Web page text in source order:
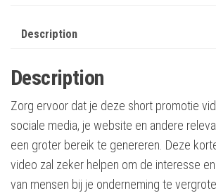
Description
Description
Zorg ervoor dat je deze short promotie
sociale media, je website en andere
een groter bereik te genereren. Deze
video zal zeker helpen om de interesse
van mensen bij je onderneming te